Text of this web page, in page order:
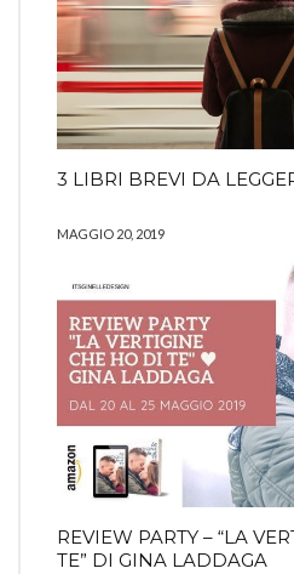
3 LIBRI BREVI DA
MAGGIO 20, 2019
REVIEW PARTY – “LA
TE” DI GINA LADDAGA